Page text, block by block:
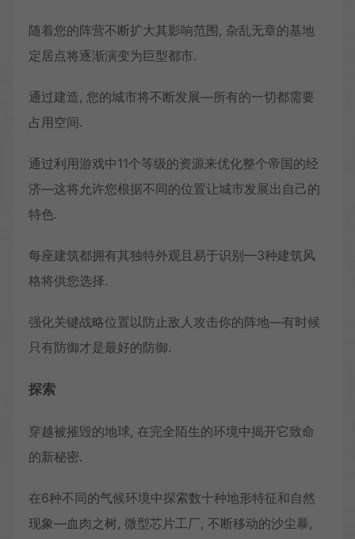
随着您的阵营不断扩大其影响范围, 杂乱无章的基地
定居点将逐渐演变为巨型都市.
通过建造, 您的城市将不断发展—所有的一切都需要
占用空间.
通过利用游戏中11个等级的资源来优化整个帝国的经
济—这将允许您根据不同的位置让城市发展出自己的
特色.
每座建筑都拥有其独特外观且易于识别—3种建筑风
格将供您选择.
强化关键战略位置以防止敌人攻击你的阵地—有时候
只有防御才是最好的防御.
探索
穿越被摧毁的地球, 在完全陌生的环境中揭开它致命
的新秘密.
在6种不同的气候环境中探索数十种地形特征和自然
现象—血肉之树, 微型芯片工厂, 不断移动的沙尘暴,